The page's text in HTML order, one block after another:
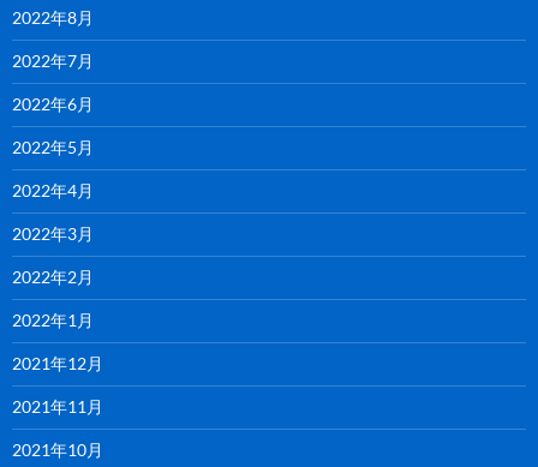
2022年8月
2022年7月
2022年6月
2022年5月
2022年4月
2022年3月
2022年2月
2022年1月
2021年12月
2021年11月
2021年10月